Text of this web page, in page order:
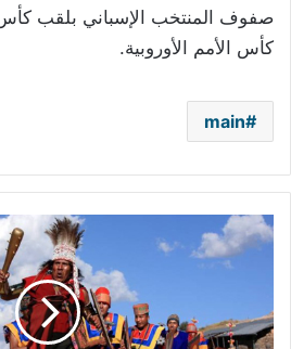
صفوف المنتخب الإسباني بلقب كأس
كأس الأمم الأوروبية.
main
"كورونا"
يُلغي
إلى
حضارة